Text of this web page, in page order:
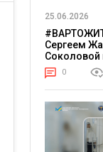
25.06.2026
Сергеем
Соколовой
Тереном о
напряжении
0